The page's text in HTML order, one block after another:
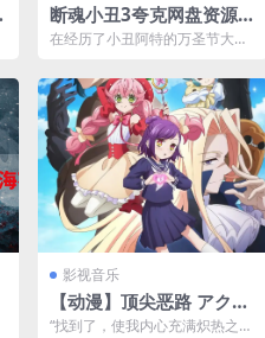
断魂小丑3夸克网盘资源下
载 (2024) 蓝光 4K UHD
在经历了小丑阿特的万圣节大屠
力重建他们破碎的生活。随...
影视音乐
【动漫】顶尖恶路 アクロ
トリップ (2024)夸克网盘
“找到了，使我内心充满炽热之物